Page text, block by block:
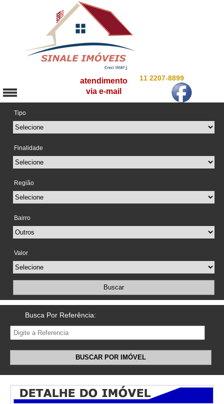
11 2207-8899
atendimento
via e-mail
Tipo
Finalidade
Região
Bairro
Valor
Buscar
Busca Por Referência:
BUSCAR POR IMÓVEL